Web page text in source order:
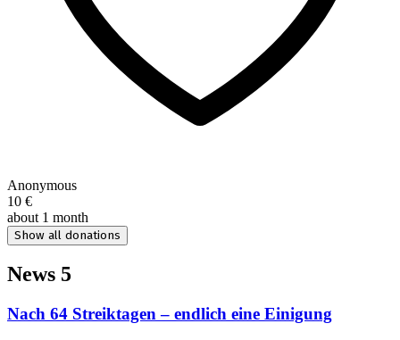
Anonymous
10 €
about 1 month
Show all donations
News 5
Nach 64 Streiktagen – endlich eine Einigung